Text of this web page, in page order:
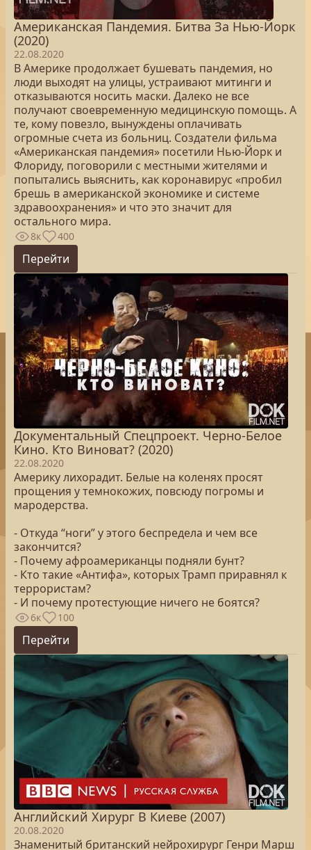
Американская Пандемия. Битва За Нью-Йорк
(2020)
22.08.2020
В Америке продолжает бушевать пандемия, но
люди выходят на улицы, устраивают митинги и
отказываются носить маски. Далеко не все
получают своевременную медицинскую помощь. А
те, кому повезло, вынуждены оплачивать
огромные счета из больниц. Создатели фильма
«Американская пандемия» посетили Нью-Йорк и
Флориду, поговорили с местными жителями и
попытались выяснить, как коронавирус «пробил
брешь в американской экономике и системе
здравоохранения» и что это значит для
остального мира.
8к 400
Перейти
Документальный Спецпроект. Черно-Белое
Кино. Кто Виноват? (2020)
22.08.2020
Америку лихорадит. Белые на коленях просят
прощения у темнокожих, повсюду погромы и
мародерства.
- Откуда “ноги” у этого беспредела и чем все
закончится?
- Почему афроамериканцы подняли бунт?
- Кто такие «Антифа», которых Трамп приравнял к
террористам?
- И почему протестующие ничего не боятся?
6к 100
Перейти
Английский Хирург В Киеве (2007)
20.08.2020
Знаменитый британский нейрохирург Генри Марш